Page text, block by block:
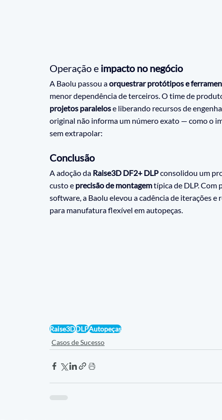
Operação e impacto no negócio
A Baolu passou a orquestrar protótipos e
menor dependência de terceiros. O time de
projetos paralelos e liberando recursos de
original não informa um número exato — como o
sem extrapolar:
Conclusão
A adoção da Raise3D DF2+ DLP consolidou um
custo e precisão de montagem típica de DLP. Com
software, a Baolu elevou a cadência de iterações
para manufatura flexível em autopeças.
Raise3DDLPAutopeças
Casos de Sucesso